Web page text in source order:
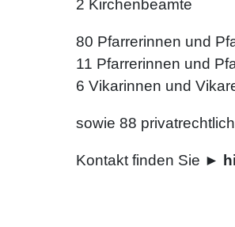
2 Kirchenbeamte
80 Pfarrerinnen und
11 Pfarrerinnen und
6 Vikarinnen und
sowie 88
Kontakt finden Sie ►